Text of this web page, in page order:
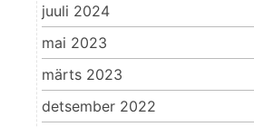
juuli 2024
mai 2023
märts 2023
detsember 2022